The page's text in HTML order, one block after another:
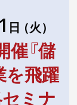
日（火）
催『儲
を飛躍
ミナ